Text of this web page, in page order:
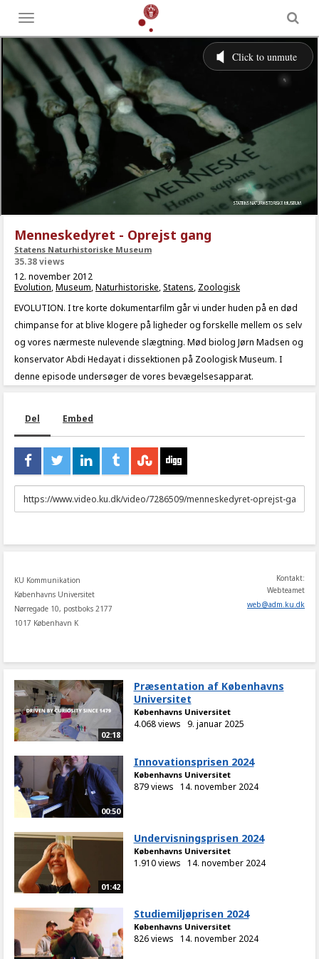
Toggle
menu
Menneskedyret - Oprejst gang
Statens Naturhistoriske Museum
35.38 views
12. november 2012
Evolution,Museum,Naturhistoriske,Statens, Zoologisk
EVOLUTION. I tre korte dokumentarfilm går vi under huden på en død
chimpanse for at blive klogere på ligheder og forskelle mellem os selv
og vores nærmeste nulevende slægtning. Mød biolog Jørn Madsen og
konservator Abdi Hedayat i dissektionen på Zoologisk Museum. I
denne episode undersøger de vores bevægelsesapparat.
Del Embed
URL
to
KU Kommunikation
Københavns Universitet
Nørregade 10, postboks 2177
1017 København K
Kontakt:
Webteamet
web@adm.ku.dk
02:18
Præsentation af Københavns
Universitet
Københavns Universitet
4.068 views 9. januar 2025
00:50
Innovationsprisen 2024
Københavns Universitet
879 views 14. november 2024
01:42
Undervisningsprisen 2024
Københavns Universitet
1.910 views 14. november 2024
Studiemiljøprisen 2024
Københavns Universitet
826 views 14. november 2024